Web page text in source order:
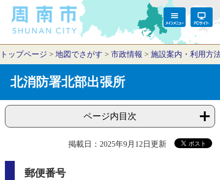
トップページ > 地図でさがす > 市政情報 > 施設案内・利用方
北消防署北部出張所
ページ内目次
掲載日：2025年9月12日更新
郵便番号